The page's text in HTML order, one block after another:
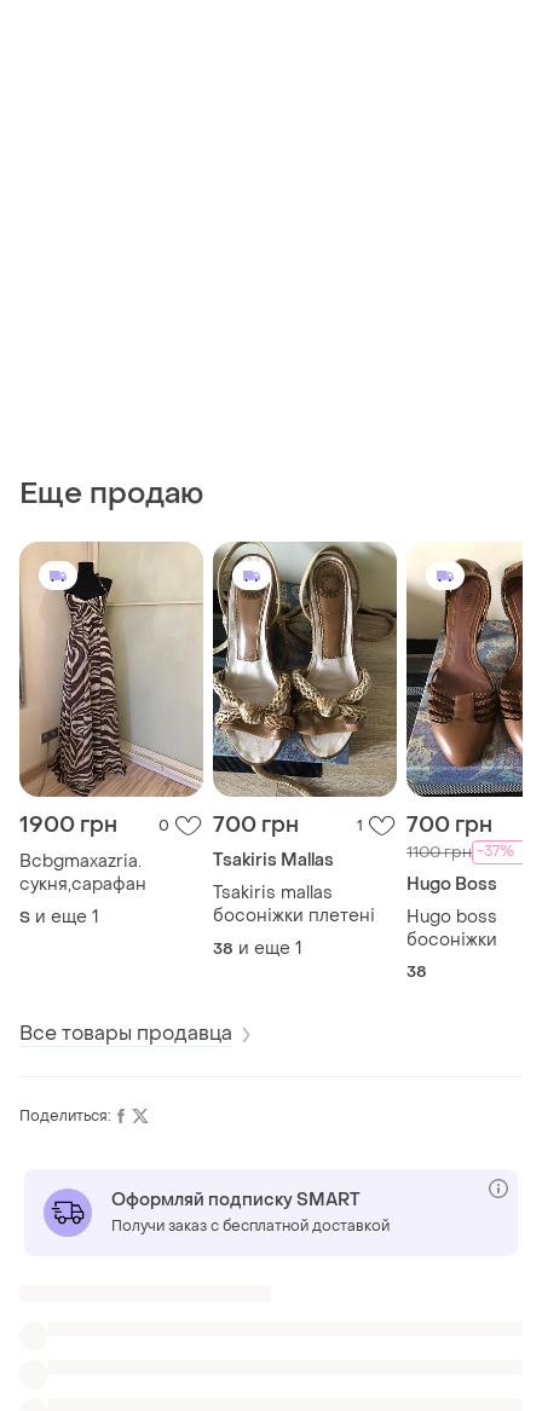
Еще продаю
1900 грн 0
Bcbgmaxazria.
сукня,сарафан
S и еще 1
700 грн 1
Tsakiris Mallas
Tsakiris mallas
босоніжки плетені
38 и еще 1
700 грн
1100 грн -37%
Hugo Boss
Hugo boss
босоніжки
38
Все товары продавца
Поделиться:
Оформляй подписку SMART
Получи заказ с бесплатной доставкой